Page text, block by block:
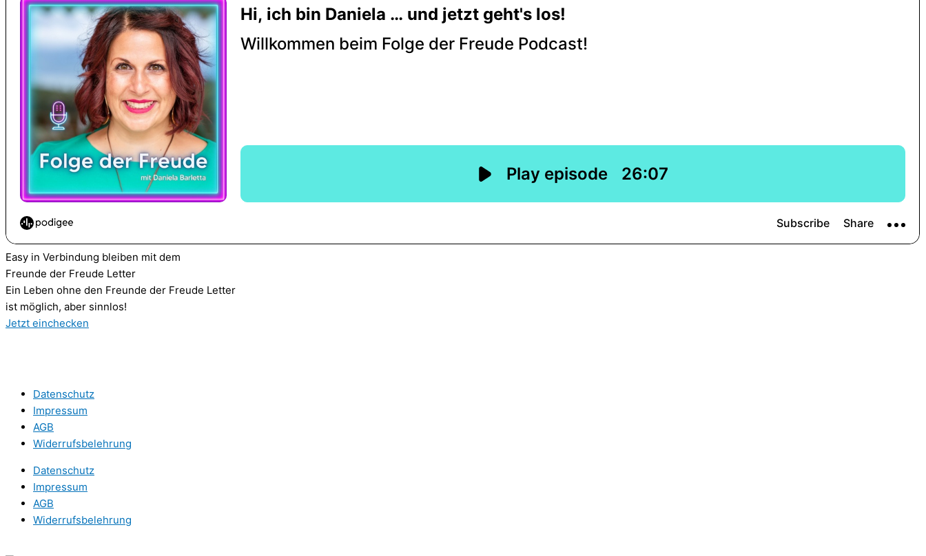
Easy in Verbindung bleiben mit dem
Freunde der Freude Letter
Ein Leben ohne den Freunde der Freude Letter
ist möglich, aber sinnlos!
Jetzt einchecken
Datenschutz
Impressum
AGB
Widerrufsbelehrung
Datenschutz
Impressum
AGB
Widerrufsbelehrung